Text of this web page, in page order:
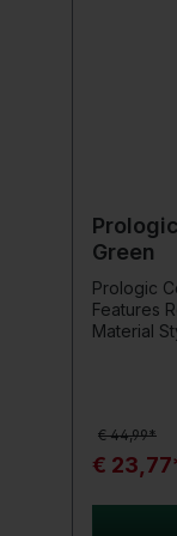
Green
Prologic
Features Robustes und strapazierfähiges
Material Stylisches Army Green Design
sind
und
suchen.
€ 44,99*
€